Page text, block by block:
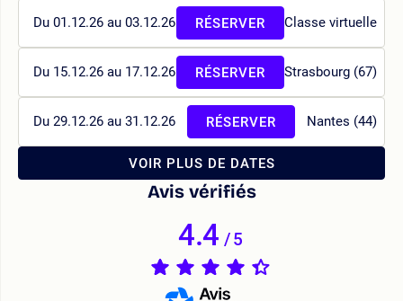
Du 01.12.26 au 03.12.26 Classe virtuelle
RÉSERVER
Du 15.12.26 au 17.12.26 Strasbourg (67)
RÉSERVER
Du 29.12.26 au 31.12.26 Nantes (44)
RÉSERVER
VOIR PLUS DE DATES
Avis vérifiés
4.4/5